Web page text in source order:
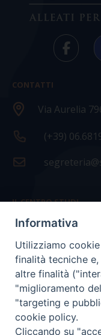
CONTATTI
Via Aurelia
(+39)
IL CENTRO STUDI
La nostra storia
Statuto
Presidenza e
Consiglio scientifico
Coordinamento
Informativa
Utilizziamo
finalità tecniche
altre finalità
"miglioramento
"targeting e
cookie policy.
Cliccando su